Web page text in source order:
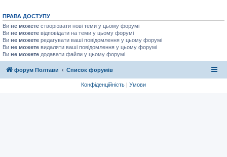
ПРАВА ДОСТУПУ
Ви не можете створювати нові теми у цьому форумі
Ви не можете відповідати на теми у цьому форумі
Ви не можете редагувати ваші повідомлення у цьому форумі
Ви не можете видаляти ваші повідомлення у цьому форумі
Ви не можете додавати файли у цьому форумі
форум Полтави Список форумів
Конфіденційність | Умови